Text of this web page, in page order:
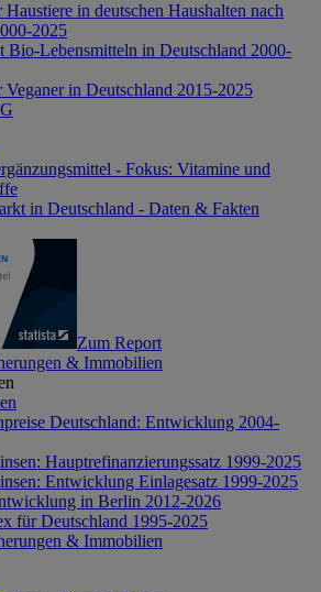
in deutschen Haushalten nach
2025
Bio-Lebensmitteln in Deutschland 2000-
Veganer in Deutschland 2015-2025
- Fokus: Vitamine und
in Deutschland - Daten & Fakten
Zum Report
& Immobilien
Deutschland: Entwicklung 2004-
Hauptrefinanzierungssatz 1999-2025
Entwicklung Einlagesatz 1999-2025
in Berlin 2012-2026
für Deutschland 1995-2025
& Immobilien